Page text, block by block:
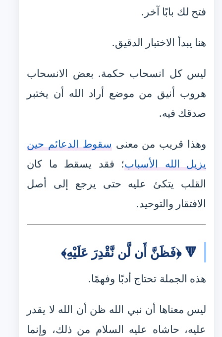
فتح لك بابًا آخر.
هنا يبدأ الاختبار الدقيق.
ليس كل انسحاب حكمة. بعض الانسحاب
هروب أنيق من موضع أراد الله أن يختبر
صدقك فيه.
وهذا قريب من معنىسقوط الدعائم حين
يزيل الله الأسباب؛ فقد يسقط ما كان
القلب يتكئ عليه حتى يرجع إلى أصل
الافتقار والتوحيد.
🔻 ﴿فَظَنَّ أَن لَّن نَّقْدِرَ عَلَيْهِ﴾
هذه الجملة تحتاج أدبًا وفهمًا.
ليس معناها أن نبي الله ظن أن الله لا يقدر
عليه، حاشاه عليه السلام من ذلك، وإنما